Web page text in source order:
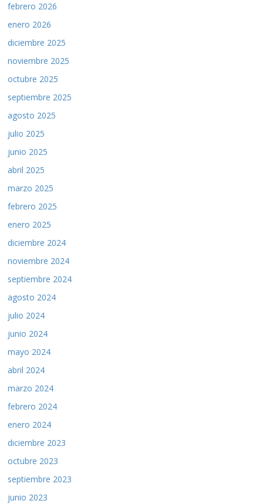
febrero 2026
enero 2026
diciembre 2025
noviembre 2025
octubre 2025
septiembre 2025
agosto 2025
julio 2025
junio 2025
abril 2025
marzo 2025
febrero 2025
enero 2025
diciembre 2024
noviembre 2024
septiembre 2024
agosto 2024
julio 2024
junio 2024
mayo 2024
abril 2024
marzo 2024
febrero 2024
enero 2024
diciembre 2023
octubre 2023
septiembre 2023
junio 2023